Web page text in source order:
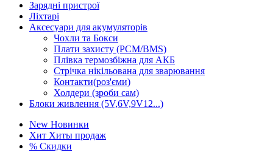
Зарядні пристрої
Ліхтарі
Аксесуари для акумуляторів
Чохли та Бокси
Плати захисту (PCM/BMS)
Плівка термозбіжна для АКБ
Стрічка нікільована для зварювання
Контакти(роз'єми)
Холдери (зроби сам)
Блоки живлення (5V,6V,9V12...)
New Новинки
Хит Хиты продаж
% Скидки